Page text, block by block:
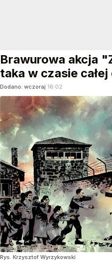
Brawurowa akcja
taka w czasie
Dodano: wczoraj 16:02
Rys. Krzysztof Wyrzykowski